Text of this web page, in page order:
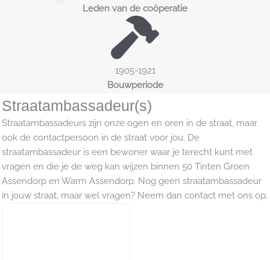
Leden van de coöperatie
1905-1921
Bouwperiode
Straatambassadeur(s)
Straatambassadeurs zijn onze ogen en oren in de straat, maar
ook de contactpersoon in de straat voor jou. De
straatambassadeur is een bewoner waar je terecht kunt met
vragen en die je de weg kan wijzen binnen 50 Tinten Groen
Assendorp en Warm Assendorp. Nog geen straatambassadeur
in jouw straat, maar wel vragen? Neem dan contact met ons op.